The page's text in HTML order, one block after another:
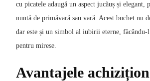
cu picatele adaugă un aspect jucăuș și elegant,
nuntă de primăvară sau vară. Acest buchet nu
dar este și un simbol al iubirii eterne, făcându-
pentru mirese.
Avantajele